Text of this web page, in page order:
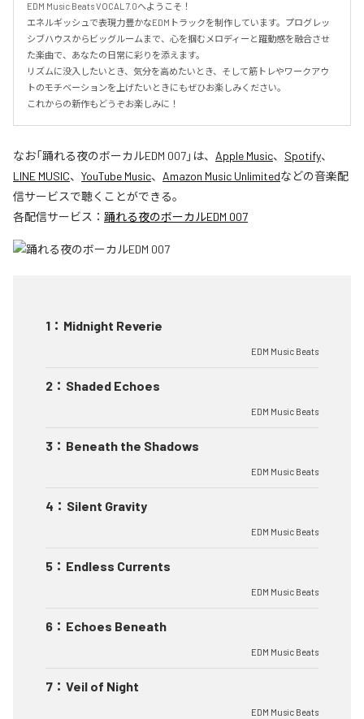
EDM Music Beats VOCAL 7.0へようこそ！
エネルギッシュで表現力豊かなEDMトラックを制作しています。プログレッ
シブハウスからビッグルームまで、心を掴むメロディーと躍動感を融合させ
た楽曲で、あなたの日常に彩りを添えます。
リズムに没入したいとき、気分を高めたいとき、そして筋トレやワークアウ
トのモチベーションを上げたいときにもぜひお楽しみください。
これからの新作もどうぞお楽しみに！
なお「踊れる夜のボーカルEDM 007」は、 Apple Music、 Spotify、
LINE MUSIC、 YouTube Music、 Amazon Music Unlimitedなどの音楽配
信サービスで聴くことができる。
各配信サービス： 踊れる夜のボーカルEDM 007
1 ： Midnight Reverie
EDM Music Beats
2 ： Shaded Echoes
EDM Music Beats
3 ： Beneath the Shadows
EDM Music Beats
4 ： Silent Gravity
EDM Music Beats
5 ： Endless Currents
EDM Music Beats
6 ： Echoes Beneath
EDM Music Beats
7 ： Veil of Night
EDM Music Beats